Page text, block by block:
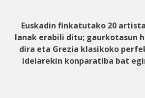
Euskadin finkatutako 20
lanak erabili ditu; gaurkotasun
dira eta Grezia klasikoko
ideiarekin konparatiba bat